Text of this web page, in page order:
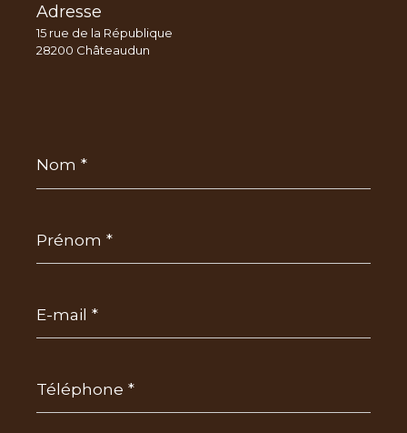
Adresse
15 rue de la République
28200 Châteaudun
*
*